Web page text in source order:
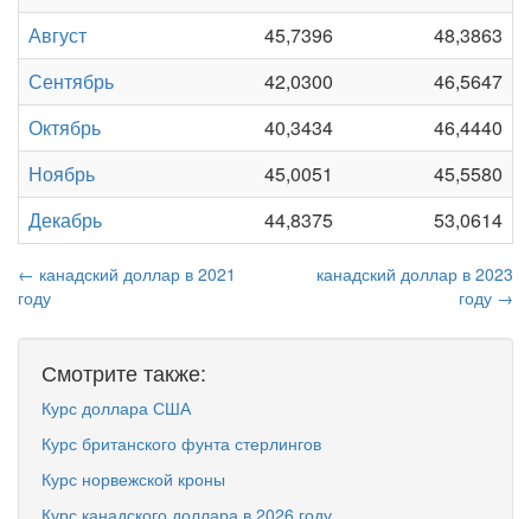
Август
45,7396
48,3863
Сентябрь
42,0300
46,5647
Октябрь
40,3434
46,4440
Ноябрь
45,0051
45,5580
Декабрь
44,8375 53,0614
← канадский доллар в 2021
году
канадский доллар в 2023
году →
Смотрите также:
Курс доллара США
Курс британского фунта стерлингов
Курс норвежской кроны
Курс канадского доллара в 2026 году